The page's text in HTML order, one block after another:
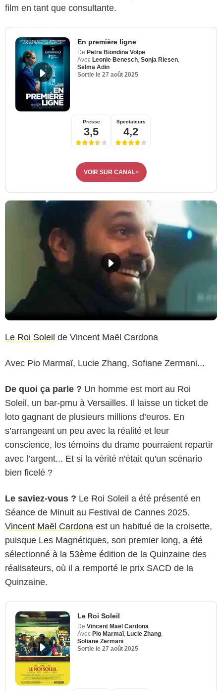
film en tant que consultante.
En première ligne
De Petra Biondina Volpe
Avec Leonie Benesch, Sonja Riesen,
Selma Adin
Sortie le 27 août 2025
Presse
3,5
Spectateurs
4,2
VOIR SUR CANAL+
Le Roi Soleil de Vincent Maël Cardona
Avec Pio Marmaï, Lucie Zhang, Sofiane Zermani...
De quoi ça parle ? Un homme est mort au Roi
Soleil, un bar-pmu à Versailles. Il laisse un ticket de
loto gagnant de plusieurs millions d’euros. En
s’arrangeant un peu avec la réalité et leur
conscience, les témoins du drame pourraient repartir
avec l’argent... Et si la vérité n'était qu'un scénario
bien ficelé ?
Le saviez-vous ? Le Roi Soleil a été présenté en
Séance de Minuit au Festival de Cannes 2025.
Vincent Maël Cardona est un habitué de la croisette,
puisque Les Magnétiques, son premier long, a été
sélectionné à la 53ème édition de la Quinzaine des
réalisateurs, où il a remporté le prix SACD de la
Quinzaine.
Le Roi Soleil
De Vincent Maël Cardona
Avec Pio Marmaï, Lucie Zhang,
Sofiane Zermani
Sortie le 27 août 2025